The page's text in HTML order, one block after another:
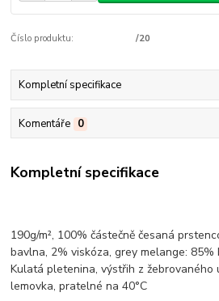
Číslo produktu: /20
Kompletní specifikace
Komentáře 0
Kompletní specifikace
190g/m², 100% částečně česaná
bavlna, 2%viskóza, greymelange: 85%
Kulatá pletenina, výstřih z
lemovka, pratelné na 40°C